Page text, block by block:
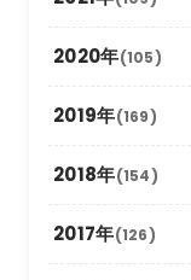
2025年7月
2025年6月
2025年5月
2025年4月
2025年3月
2024年9月
2024年7月
2024年6月
2024年5月
2023年10月
2023年9月
2023年7月
2023年6月
2022年11月
2022年10月
2022年9月
2022年7月
2021年12月
2021年11月
2021年10月
2021年9月
2020年(105)
2020年12月
2020年11月
2020年10月
2020年9月
2019年(169)
2019年12月
2019年11月
2019年10月
2018年(154)
2018年12月
2017年(126)